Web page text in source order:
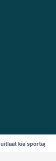
uitlaat kia sportage